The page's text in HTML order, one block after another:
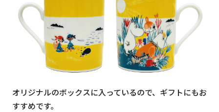
オリジナルのボックスに入っているので、ギフトにもお
すすめです。